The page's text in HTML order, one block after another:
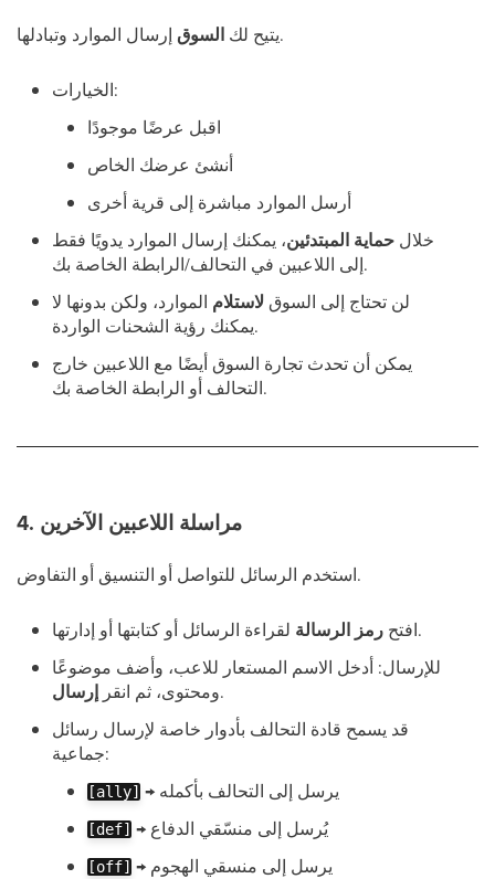
يتيح لك السوق إرسال الموارد وتبادلها.
الخيارات:
اقبل عرضًا موجودًا
أنشئ عرضك الخاص
أرسل الموارد مباشرة إلى قرية أخرى
خلال حماية المبتدئين، يمكنك إرسال الموارد يدويًا فقط
إلى اللاعبين في التحالف/الرابطة الخاصة بك.
لن تحتاج إلى السوقلاستلام الموارد، ولكن بدونها لا
يمكنك رؤية الشحنات الواردة.
يمكن أن تحدث تجارة السوق أيضًا مع اللاعبين خارج
التحالف أو الرابطة الخاصة بك.
4. مراسلة اللاعبين الآخرين
استخدم الرسائل للتواصل أو التنسيق أو التفاوض.
افتح رمز الرسالة
لقراءة الرسائل أو كتابتها أو إدارتها.
للإرسال: أدخل الاسم المستعار للاعب، وأضف موضوعًا
ومحتوى، ثم انقر إرسال
.
قد يسمح قادة التحالف بأدوار خاصة لإرسال رسائل
جماعية:
[ally] → يرسل إلى التحالف بأكمله
[def] → يُرسل إلى منسّقي الدفاع
[off]
→ يرسل إلى منسقي الهجوم